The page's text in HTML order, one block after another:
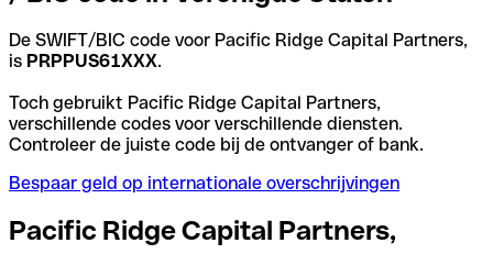
De SWIFT/BIC code voor Pacific Ridge Capital Partners,
is PRPPUS61XXX.
Toch gebruikt Pacific Ridge Capital Partners,
verschillende codes voor verschillende diensten.
Controleer de juiste code bij de ontvanger of bank.
Bespaar geld op internationale overschrijvingen
Pacific Ridge Capital Partners,